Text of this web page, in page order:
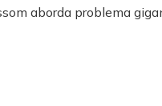
aborda problema